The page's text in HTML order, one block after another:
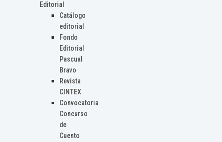
Editorial
Catálogo
editorial
Fondo
Editorial
Pascual
Bravo
Revista
CINTEX
Convocatoria
Concurso
de
Cuento